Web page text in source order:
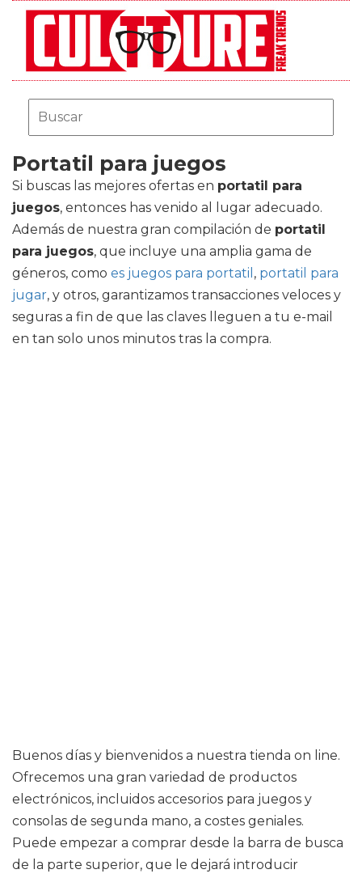
Portatil para juegos
Si buscas las mejores ofertas en portatil para
juegos, entonces has venido al lugar adecuado.
Además de nuestra gran compilación de portatil
para juegos, que incluye una amplia gama de
géneros, como es juegos para portatil , portatil para
jugar, y otros, garantizamos transacciones veloces y
seguras a fin de que las claves lleguen a tu e-mail
en tan solo unos minutos tras la compra.
Buenos días y bienvenidos a nuestra tienda on line.
Ofrecemos una gran variedad de productos
electrónicos, incluidos accesorios para juegos y
consolas de segunda mano, a costes geniales.
Puede empezar a comprar desde la barra de busca
de la parte superior, que le dejará introducir